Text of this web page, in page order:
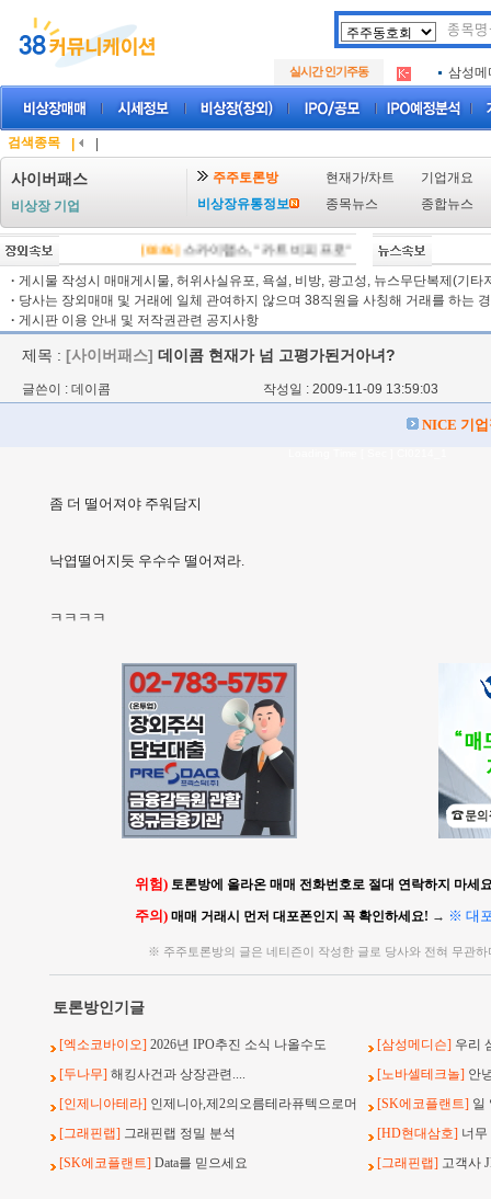
실시간 인기주동
.
두나무
삼성메
.
두나무
.
루켄테
검색종목
사이버패스
비상장 기업
주주토론방 현재가/차트
기업개요
비상장유통정보
종목뉴스 종합뉴스
[08/06]스카이랩스, "카트 비피 프로" 미국 FDA 허가 임상 준
· 게시물 작성시 매매게시물, 허위사실유포, 욕설, 비방, 광고성, 뉴스무단복제(기타
· 당사는 장외매매 및 거래에 일체 관여하지 않으며 38직원을 사칭해 거래를 하는
· 게시판 이용 안내 및 저작권관련 공지사항
제목 : [사이버패스] 데이콤 현재가 넘 고평가된거아녀?
글쓴이 : 데이콤 작성일 : 2009-11-09 13:59:03
NICE 기
좀 더 떨어져야 주워담지
낙엽떨어지듯 우수수 떨어져라.
ㅋㅋㅋㅋ
위험) 토론방에 올라온 매매 전화번호로 절대 연락하지 마세
주의) 매매 거래시 먼저 대포폰인지 꼭 확인하세요! → ※ 대
※ 주주토론방의 글은 네티즌이 작성한 글로 당사와 전혀 무관
토론방인기글
[엑소코바이오] 2026년 IPO추진 소식 나올수도 [삼성메디슨] 우리
[두나무] 해킹사건과 상장관련.... [노바셀테크놀] 안
[인제니아테라] 인제니아,제2의오름테라퓨텍으로머 [SK에코플랜트] 일
[그래핀랩] 그래핀랩 정밀 분석 [HD현대삼호] 너
[SK에코플랜트] Data를 믿으세요 [그래핀랩] 고객사